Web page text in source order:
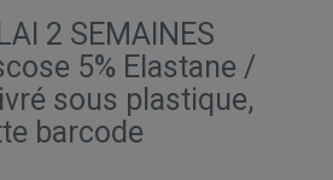
2 SEMAINES
5% Elastane /
sous plastique,
barcode